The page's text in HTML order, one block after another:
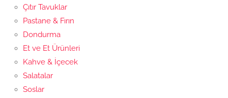
Çıtır Tavuklar
Pastane & Fırın
Dondurma
Et ve Et Ürünleri
Kahve & İçecek
Salatalar
Soslar